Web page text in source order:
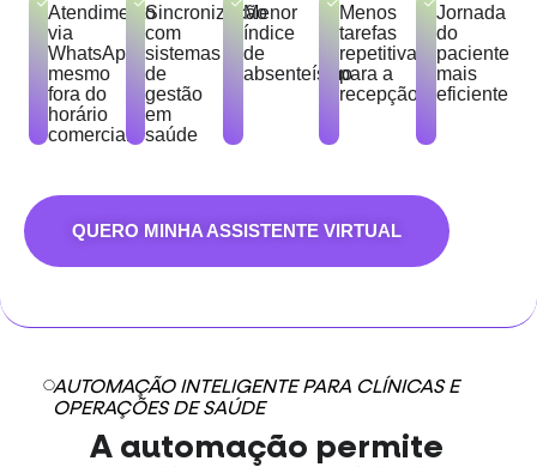
Atendimento
via
WhatsApp
mesmo
fora do
horário
comercial
Sincronização
com
sistemas
de
gestão
em
saúde
Menor
índice
de
absenteísmo
Menos
tarefas
repetitivas
para a
recepção
Jornada
do
paciente
mais
eficiente
QUERO MINHA ASSISTENTE VIRTUAL
AUTOMAÇÃO INTELIGENTE PARA CLÍNICAS E
OPERAÇÕES DE SAÚDE
A automação permite